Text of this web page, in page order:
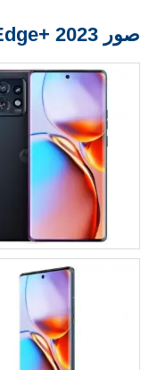
صور Motorola Edge+ 2023